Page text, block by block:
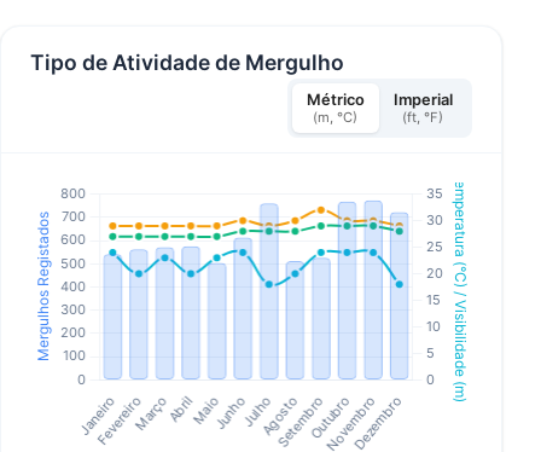
Tipo de Atividade de Mergulho
Métrico
(m, °C)
Imperial
(ft, °F)